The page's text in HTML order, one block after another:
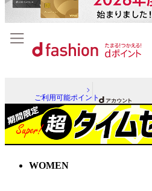
ご利用可能ポイント
WOMEN